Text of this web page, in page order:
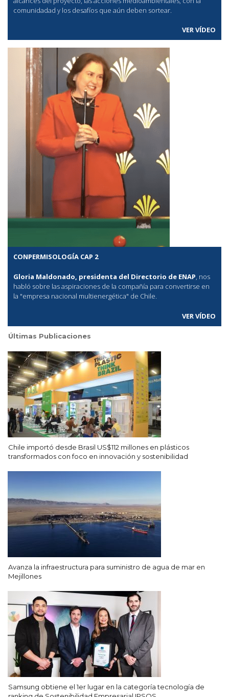
comunidadad y los desafíos que aún deben sortear.
VER VÍDEO
CONPERMISOLOGÍA CAP 2
Gloria Maldonado, presidenta del Directorio de ENAP , nos
habló sobre las aspiraciones de la compañía para convertirse en
la "empresa nacional multienergética" de Chile.
VER VÍDEO
Últimas Publicaciones
Chile importó desde Brasil US$112 millones en plásticos
transformados con foco en innovación y sostenibilidad
Avanza la infraestructura para suministro de agua de mar en
Mejillones
Samsung obtiene el 1er lugar en la categoría tecnología de